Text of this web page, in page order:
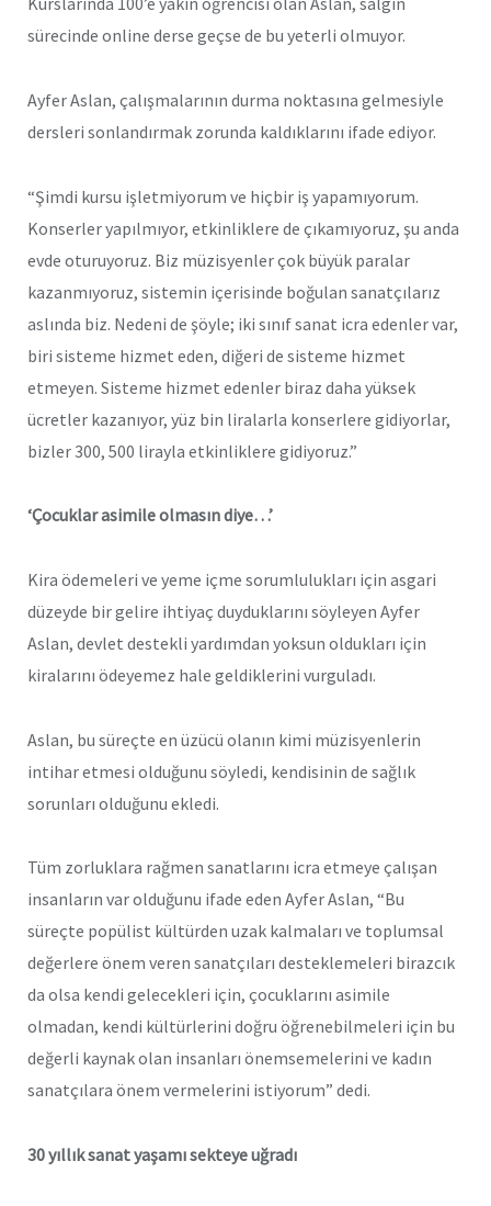
sürecinde online derse geçse de bu yeterli olmuyor.
Ayfer Aslan, çalışmalarının durma noktasına gelmesiyle
dersleri sonlandırmak zorunda kaldıklarını ifade ediyor.
“Şimdi kursu işletmiyorum ve hiçbir iş yapamıyorum.
Konserler yapılmıyor, etkinliklere de çıkamıyoruz, şu anda
evde oturuyoruz. Biz müzisyenler çok büyük paralar
kazanmıyoruz, sistemin içerisinde boğulan sanatçılarız
aslında biz. Nedeni de şöyle; iki sınıf sanat icra edenler var,
biri sisteme hizmet eden, diğeri de sisteme hizmet
etmeyen. Sisteme hizmet edenler biraz daha yüksek
ücretler kazanıyor, yüz bin liralarla konserlere gidiyorlar,
bizler 300, 500 lirayla etkinliklere gidiyoruz.”
‘Çocuklar asimile olmasın diye…’
Kira ödemeleri ve yeme içme sorumlulukları için asgari
düzeyde bir gelire ihtiyaç duyduklarını söyleyen Ayfer
Aslan, devlet destekli yardımdan yoksun oldukları için
kiralarını ödeyemez hale geldiklerini vurguladı.
Aslan, bu süreçte en üzücü olanın kimi müzisyenlerin
intihar etmesi olduğunu söyledi, kendisinin de sağlık
sorunları olduğunu ekledi.
Tüm zorluklara rağmen sanatlarını icra etmeye çalışan
insanların var olduğunu ifade eden Ayfer Aslan, “Bu
süreçte popülist kültürden uzak kalmaları ve toplumsal
değerlere önem veren sanatçıları desteklemeleri birazcık
da olsa kendi gelecekleri için, çocuklarını asimile
olmadan, kendi kültürlerini doğru öğrenebilmeleri için bu
değerli kaynak olan insanları önemsemelerini ve kadın
sanatçılara önem vermelerini istiyorum” dedi.
30 yıllık sanat yaşamı sekteye uğradı